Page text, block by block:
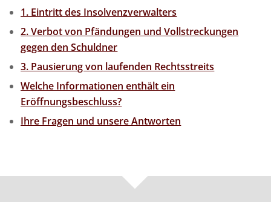
1. Eintritt des Insolvenzverwalters
2. Verbot von Pfändungen und Vollstreckungen
gegen den Schuldner
3. Pausierung von laufenden Rechtsstreits
Welche Informationen enthält ein
Eröffnungsbeschluss?
Ihre Fragen und unsere Antworten